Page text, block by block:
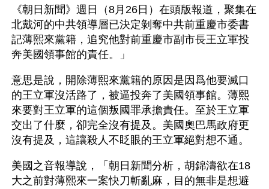
《朝日新聞》週日（8月26日）在頭版報道，聚集在
北戴河的中共領導層已決定剝奪中共前重慶市委書
記薄熙來黨籍，追究他對前重慶市副市長王立軍投
奔美國領事館的責任。」
意思是說，開除薄熙來黨籍的原因是因爲他要滅口
的王立軍沒活路了，被逼投奔了美國領事館。薄熙
來要對王立軍的這個叛國罪承擔責任。至於王立軍
交出了什麼，卻完全沒有提及。美國奧巴馬政府更
沒有提及，這讓殺人不眨眼的王立軍絕對想不通。
美國之音報導說，「朝日新聞分析，胡錦濤欲在18
大之前對薄熙來一案快刀斬亂麻，目的無非是想避